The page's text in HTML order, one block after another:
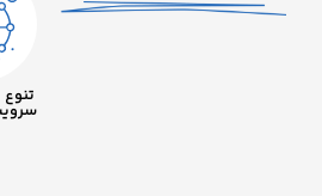
ضمانت
بازگشت